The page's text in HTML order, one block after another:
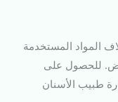
المواد المستخدمة
للحصول على
طبيب الأسنان